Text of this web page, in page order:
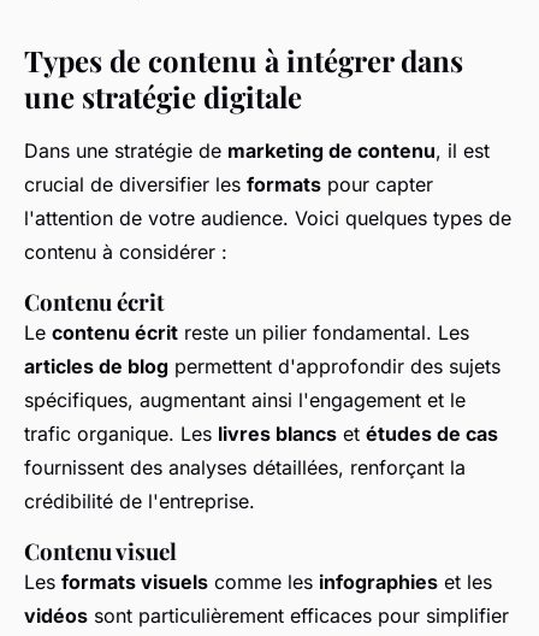
Types de contenu à intégrer dans
une stratégie digitale
Dans une stratégie de marketing de contenu, il est
crucial de diversifier les formats pour capter
l'attention de votre audience. Voici quelques types de
contenu à considérer :
Contenu écrit
Le contenu écrit reste un pilier fondamental. Les
articles de blog permettent d'approfondir des sujets
spécifiques, augmentant ainsi l'engagement et le
trafic organique. Les livres blancs et études de cas
fournissent des analyses détaillées, renforçant la
crédibilité de l'entreprise.
Contenu visuel
Les formats visuels comme les infographies et les
vidéos sont particulièrement efficaces pour simplifier